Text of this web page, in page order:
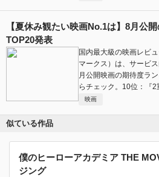
【夏休み観たい映画No.1は】8月公
TOP20発表
国内最大級の映画レビ
マークス）は、サービ
月公開映画の期待度ラ
らチェック。10位：『
映画
似ている作品
僕のヒーローアカデミア THE
ジング